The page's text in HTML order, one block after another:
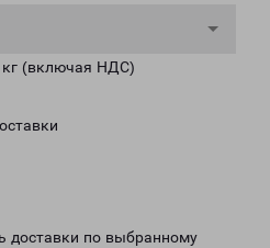
кг (включая НДС)
доставки по выбранному